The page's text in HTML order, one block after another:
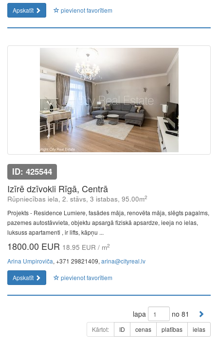
Apskatīt
pievienot favorītiem
ID: 425544
Izīrē dzīvokli Rīgā, Centrā
Rūpniecības iela, 2. stāvs, 3 istabas, 95.00m2
Projekts - Residence Lumiere, fasādes māja, renovēta māja, slēgts pagalms,
pazemes autostāvvieta, objektu apsargā fiziskā apsardze, ieeja no ielas,
luksuss apartamenti , ir lifts, kāpņu ...
1800.00 EUR 18.95 EUR / m2
Arina Umpiroviča, +371 29821409, arina@cityreal.lv
Apskatīt
pievienot favorītiem
lapa no 81
Kārtot: ID cenas platības ielas